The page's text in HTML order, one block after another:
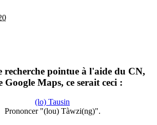
recherche pointue à l'aide du CN,
Maps, ce serait ceci :
(lo) Tausin
Prononcer "(lou) Tàwzi(ng)".